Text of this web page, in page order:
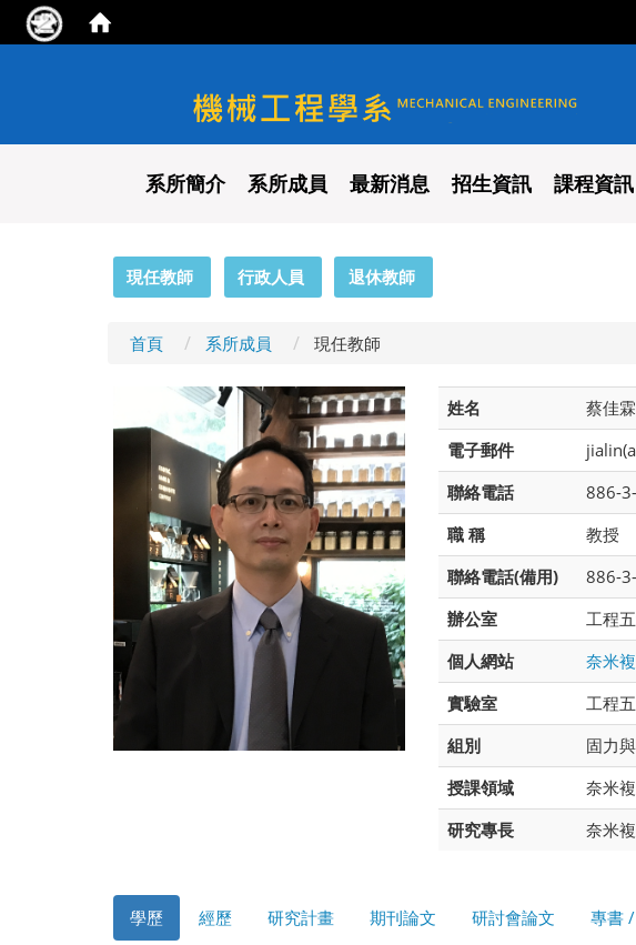
國立陽明交通大學 機械工程學系
系所簡介 系所成員 最新消息 招生資訊 課程資訊
現任教師 行政人員 退休教師
首頁 系所成員 現任教師
姓名
蔡佳霖
電子郵件
聯絡電話
886-
職 稱
教授
聯絡電話(備用)
886-
辦公室
工程
個人網站
奈米
實驗室
工程
組別
固力
授課領域
奈米
研究專長
奈米
學歷 經歷 研究計畫 期刊論文 研討會論文 專書